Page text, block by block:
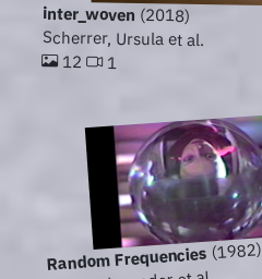
inter_woven (2018)
Scherrer, Ursula et al.
12 1
Random Frequencies (1982)